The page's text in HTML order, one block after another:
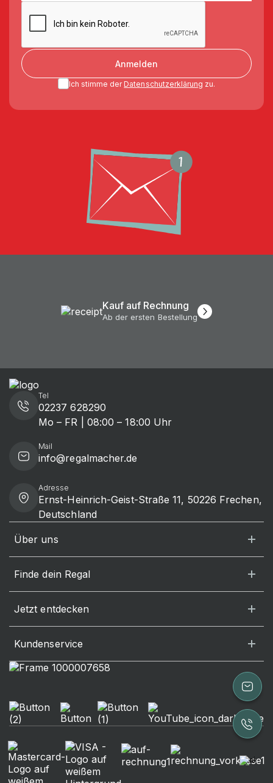
Anmelden
Ich stimme der Datenschutzerklärung zu.
Kauf auf Rechnung
Ab der ersten Bestellung
Tel
02237 628290
Mo – FR | 08:00 – 18:00 Uhr
Mail
info@regalmacher.de
Adresse
Ernst-Heinrich-Geist-Straße 11, 50226 Frechen,
Deutschland
Über uns
Finde dein Regal
Jetzt entdecken
Kundenservice